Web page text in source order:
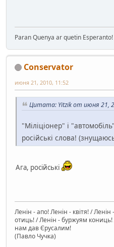
Paran Quenya ar quetin Esperanto!
Conservator
июня 21, 2010, 11:52
Цитата: Yitzik от июня 21,
"Міліціонер" і
російські слова!
Ага, російські
Ленін - апо! Ленін - квітя! / Ленін
отиць! / Ленін - буржуям
нам дав Єрусалим!
(Павло Чучка)